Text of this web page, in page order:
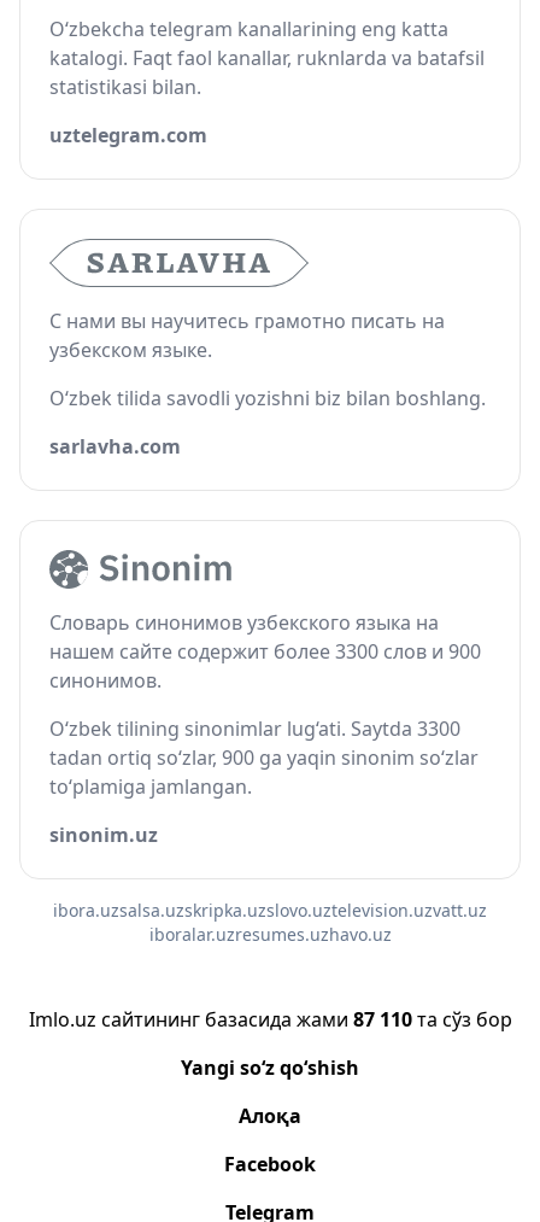
O‘zbekcha telegram kanallarining eng katta
katalogi. Faqt faol kanallar, ruknlarda va batafsil
statistikasi bilan.
uztelegram.com
С нами вы научитесь грамотно писать на
узбекском языке.
O‘zbek tilida savodli yozishni biz bilan boshlang.
sarlavha.com
Словарь синонимов узбекского языка на
нашем сайте содержит более 3300 слов и 900
синонимов.
O‘zbek tilining sinonimlar lug‘ati. Saytda 3300
tadan ortiq so‘zlar, 900 ga yaqin sinonim so‘zlar
to‘plamiga jamlangan.
sinonim.uz
ibora.uzsalsa.uzskripka.uzslovo.uztelevision.uzvatt.uz
iboralar.uzresumes.uzhavo.uz
Imlo.uz сайтининг базасида жами 87 110та сўз бор
Yangi so‘z qo‘shish
Алоқа
Facebook
Telegram